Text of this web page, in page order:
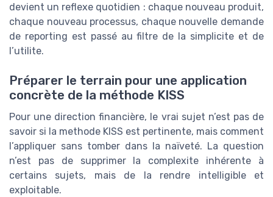
devient un reflexe quotidien : chaque nouveau produit,
chaque nouveau processus, chaque nouvelle demande
de reporting est passé au filtre de la simplicite et de
l’utilite.
Préparer le terrain pour une application
concrète de la méthode KISS
Pour une direction financière, le vrai sujet n’est pas de
savoir si la methode KISS est pertinente, mais comment
l’appliquer sans tomber dans la naïveté. La question
n’est pas de supprimer la complexite inhérente à
certains sujets, mais de la rendre intelligible et
exploitable.